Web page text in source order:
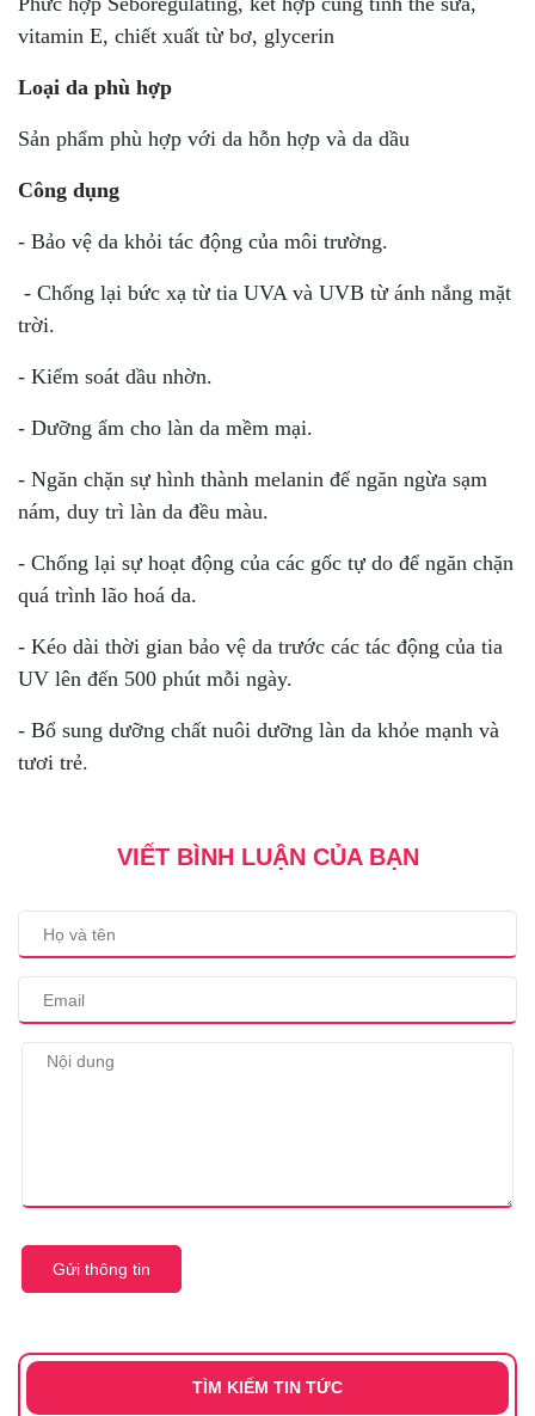
vitamin E, chiết xuất từ bơ, glycerin
Loại da phù hợp
Sản phẩm phù hợp với da hỗn hợp và da dầu
Công dụng
- Bảo vệ da khỏi tác động của môi trường.
- Chống lại bức xạ từ tia UVA và UVB từ ánh nắng mặt
trời.
- Kiểm soát dầu nhờn.
- Dưỡng ẩm cho làn da mềm mại.
- Ngăn chặn sự hình thành melanin để ngăn ngừa sạm
nám, duy trì làn da đều màu.
- Chống lại sự hoạt động của các gốc tự do để ngăn chặn
quá trình lão hoá da.
- Kéo dài thời gian bảo vệ da trước các tác động của tia
UV lên đến 500 phút mỗi ngày.
- Bổ sung dưỡng chất nuôi dưỡng làn da khỏe mạnh và
tươi trẻ.
VIẾT BÌNH LUẬN CỦA BẠN
Gửi thông tin
TÌM KIẾM TIN TỨC